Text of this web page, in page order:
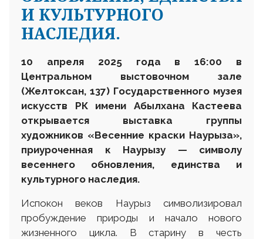
И КУЛЬТУРНОГО
НАСЛЕДИЯ.
10 апреля 2025 года в 16:00 в
Центральном выстовочном зале
(Желтоксан, 137) Государственного музея
искусств РК имени Абылхана Кастеева
открывается выставка группы
художников «Весенние краски Наурыза»,
приуроченная к Наурызу — символу
весеннего обновления, единства и
культурного наследия.
Испокон веков Наурыз символизировал
пробуждение природы и начало нового
жизненного цикла. В старину в честь